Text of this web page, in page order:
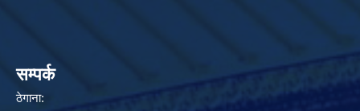
सम्पर्क
ठेगाना: